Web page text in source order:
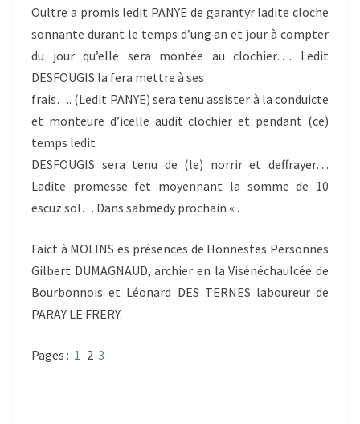
Oultre a promis ledit PANYE de garantyr ladite cloche
sonnante durant le temps d’ung an et jour à compter
du jour qu’elle sera montée au clochier…. Ledit
DESFOUGIS la fera mettre à ses
frais…. (Ledit PANYE) sera tenu assister à la conduicte
et monteure d’icelle audit clochier et pendant (ce)
temps ledit
DESFOUGIS sera tenu de (le) norrir et deffrayer…
Ladite promesse fet moyennant la somme de 10
escuz sol… Dans sabmedy prochain « .
Faict à MOLINS es présences de Honnestes Personnes
Gilbert DUMAGNAUD, archier en la Visénéchaulcée de
Bourbonnois et Léonard DES TERNES laboureur de
PARAY LE FRERY.
Pages : 1 2 3